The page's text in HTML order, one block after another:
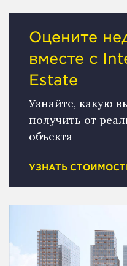
Оцените
вместе с
Estate
Узнайте, какую
получить от
объекта
УЗНАТЬ